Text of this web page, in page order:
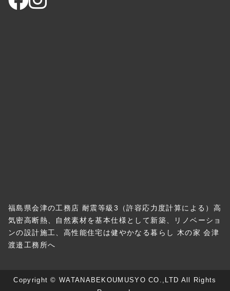
福島県会津の工務店 耐震等級3（許容応力度計算による）高
気密高断熱、自然素材を基本仕様として新築、リノベーショ
ンの設計施工、高性能住宅は健やかなる暮らし 木の家 会津
渡邉工務所へ
Copyright © WATANABEKOUMUSYO CO.,LTD All Rights